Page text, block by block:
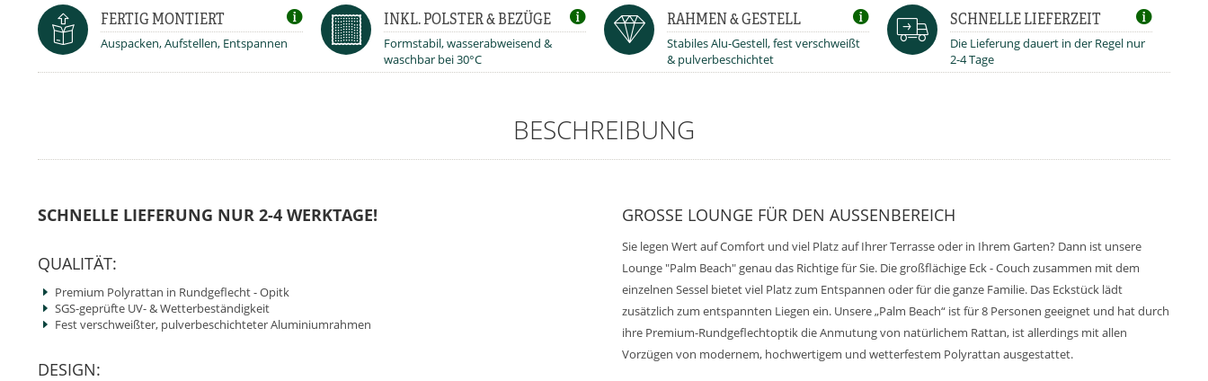
FERTIG MONTIERT
Auspacken, Aufstellen, Entspannen
INKL. POLSTER & BEZÜGE
Formstabil, wasserabweisend &
waschbar bei 30°C
RAHMEN & GESTELL
Stabiles Alu-Gestell, fest verschweißt
& pulverbeschichtet
SCHNELLE LIEFERZEIT
Die Lieferung dauert in der Regel nur
2-4 Tage
BESCHREIBUNG
SCHNELLE LIEFERUNG NUR 2-4 WERKTAGE!
QUALITÄT:
Premium Polyrattan in Rundgeflecht - Opitk
SGS-geprüfte UV- & Wetterbeständigkeit
Fest verschweißter, pulverbeschichteter Aluminiumrahmen
DESIGN:
GROSSE LOUNGE FÜR DEN AUSSENBEREICH
Sie legen Wert auf Comfort und viel Platz auf Ihrer Terrasse oder in Ihrem Garten? Dann ist unsere
Lounge "Palm Beach" genau das Richtige für Sie. Die großflächige Eck - Couch zusammen mit dem
einzelnen Sessel bietet viel Platz zum Entspannen oder für die ganze Familie. Das Eckstück lädt
zusätzlich zum entspannten Liegen ein. Unsere „Palm Beach“ ist für 8 Personen geeignet und hat durch
ihre Premium-Rundgeflechtoptik die Anmutung von natürlichem Rattan, ist allerdings mit allen
Vorzügen von modernem, hochwertigem und wetterfestem Polyrattan ausgestattet.